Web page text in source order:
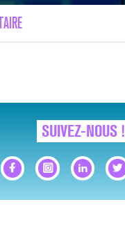
SUIVEZ-NOUS !